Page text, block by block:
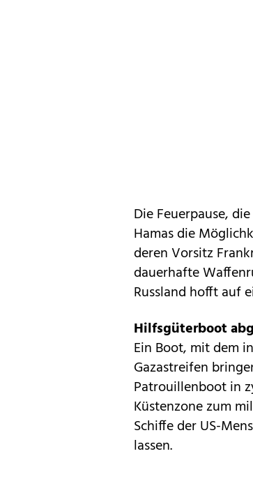
Die Feuerpause,
Hamas die
deren Vorsitz
dauerhafte
Russland hofft auf
Hilfsgüterboot
Ein Boot, mit dem
Gazastreifen
Patrouillenboot in
Küstenzone zum
Schiffe der US-
lassen.